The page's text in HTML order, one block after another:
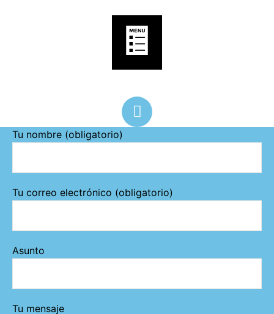
Tu nombre (obligatorio)
Tu correo electrónico (obligatorio)
Asunto
Tu mensaje